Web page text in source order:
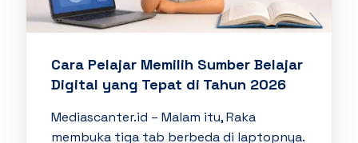
Cara Pelajar Memilih Sumber Belajar
Digital yang Tepat di Tahun 2026
Mediascanter.id – Malam itu, Raka
membuka tiga tab berbeda di laptopnya.